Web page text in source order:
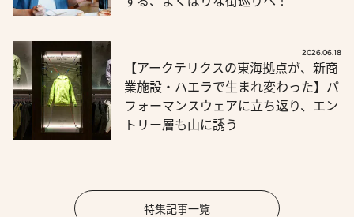
2026.06.18
【アークテリクスの東海拠点が、新商
業施設・ハエラで生まれ変わった】パ
フォーマンスウェアに立ち返り、エン
トリー層も山に誘う
特集記事一覧